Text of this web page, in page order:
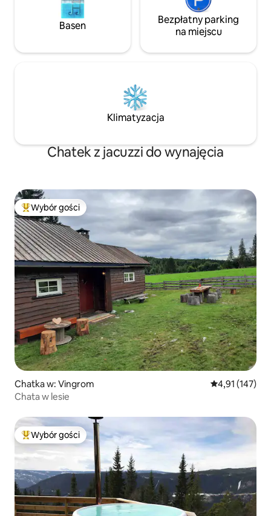
Basen
Bezpłatny parking
na miejscu
Klimatyzacja
Chatek z jacuzzi do wynajęcia
Najpopularniejsze z kategorii Wybór gości
Wybór gości
Chatka w: Vingrom Średnia
4,91 (147)
Chata w lesie
Najpopularniejsze z kategorii Wybór gości
Wybór gości